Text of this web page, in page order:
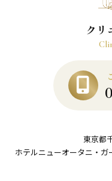
クリ
東京都
ホテルニューオータニ・ガ